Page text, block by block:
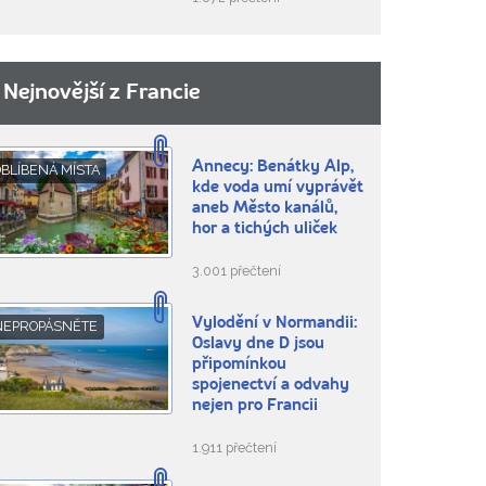
Nejnovější z Francie
MÍSTA
Annecy: Benátky Alp,
kde voda umí vyprávět
aneb Město kanálů,
hor a tichých uliček
3.001 přečtení
Vylodění v Normandii:
Oslavy dne D jsou
připomínkou
spojenectví a odvahy
nejen pro Francii
1.911 přečtení